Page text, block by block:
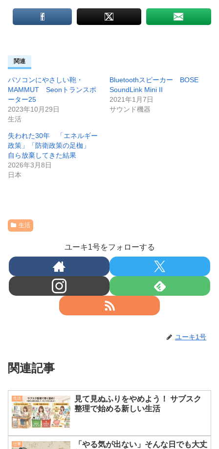
関連
パソコンにやさしい鞄・
MAMMUT Seonトランスポ
ーター25
2023年10月29日
生活
Bluetoothスピーカー BOSE
SoundLink Mini II
2021年1月7日
サウンド機器
失われた30年 「エネルギー
政策」「防衛政策の足枷」
自ら放棄してきた結果
2026年3月8日
日本
生活
ユーキ1号をフォローする
ユーキ1号
関連記事
生活
見て見ぬふりをやめよう！ サブスク
整理で始める新しい生活
仕事
「やる気が出ない」そんな日でも大丈